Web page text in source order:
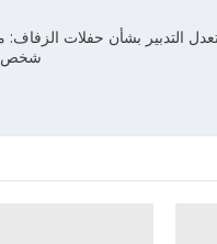
تعدل التدبير بشأن حفلات الزفاف:
شخص